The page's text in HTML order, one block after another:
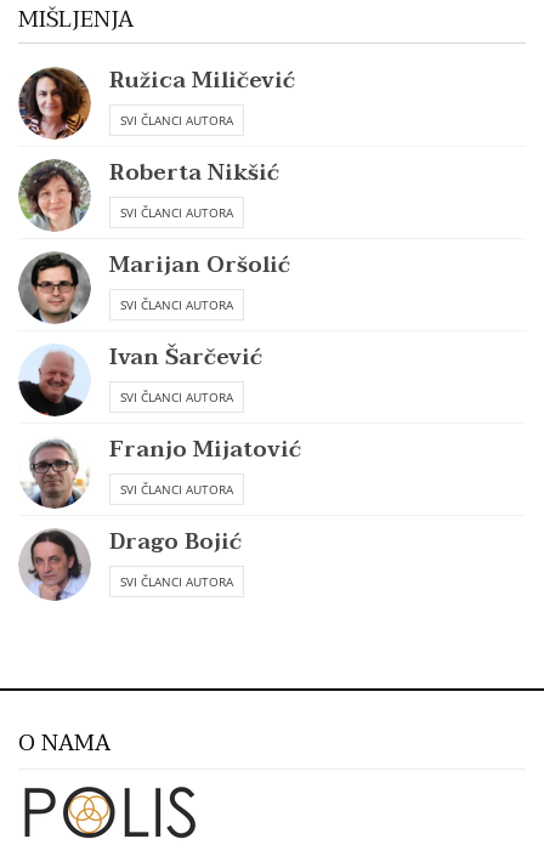
MIŠLJENJA
Ružica Miličević
SVI ČLANCI AUTORA
Roberta Nikšić
SVI ČLANCI AUTORA
Marijan Oršolić
SVI ČLANCI AUTORA
Ivan Šarčević
SVI ČLANCI AUTORA
Franjo Mijatović
SVI ČLANCI AUTORA
Drago Bojić
SVI ČLANCI AUTORA
O NAMA